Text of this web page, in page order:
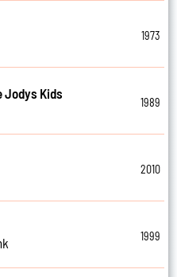
1973
Jodys Kids
1989
2010
1999